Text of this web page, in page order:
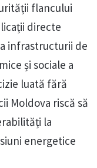
flancului
directe
infrastructurii de
și sociale a
luată fără
Moldova riscă să
la
energetice